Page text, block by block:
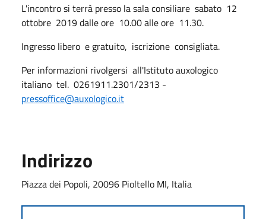
L'incontro si terrà presso la sala consiliare sabato 12
ottobre 2019 dalle ore 10.00 alle ore 11.30.
Ingresso libero e gratuito, iscrizione consigliata.
Per informazioni rivolgersi all'Istituto auxologico
italiano tel. 0261911.2301/2313 -
pressoffice@auxologico.it
Indirizzo
Piazza dei Popoli, 20096 Pioltello MI, Italia